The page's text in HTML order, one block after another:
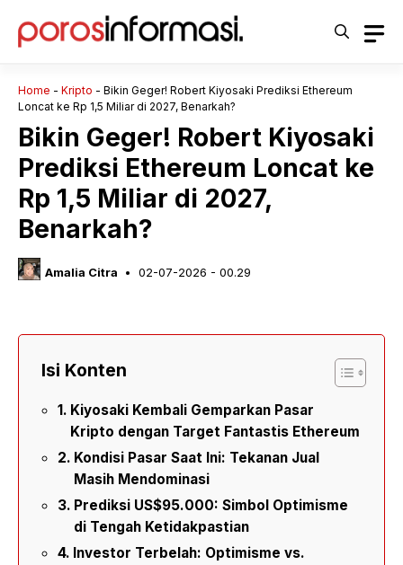
Home - Kripto - Bikin Geger! Robert Kiyosaki Prediksi Ethereum
Loncat ke Rp 1,5 Miliar di 2027, Benarkah?
Bikin Geger! Robert Kiyosaki
Prediksi Ethereum Loncat ke
Rp 1,5 Miliar di 2027,
Benarkah?
Amalia Citra 02-07-2026 - 00.29
Isi Konten
Kiyosaki Kembali Gemparkan Pasar
Kripto dengan Target Fantastis Ethereum
Kondisi Pasar Saat Ini: Tekanan Jual
Masih Mendominasi
Prediksi US$95.000: Simbol Optimisme
di Tengah Ketidakpastian
Investor Terbelah: Optimisme vs.